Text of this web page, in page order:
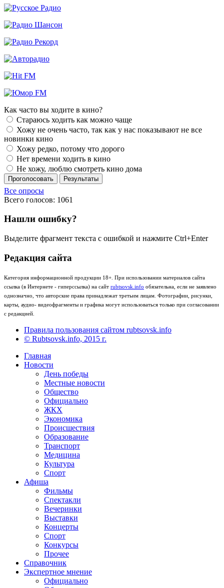
Как часто вы ходите в кино?
Стараюсь ходить как можно чаще
Хожу не очень часто, так как у нас показывают не все
новинки кино
Хожу редко, потому что дорого
Нет времени ходить в кино
Не хожу, люблю смотреть кино дома
Проголосовать Результаты
Все опросы
Всего голосов: 1061
Нашли ошибку?
Выделите фрагмент текста с ошибкой и нажмите Ctrl+Enter
Редакция сайта
Категория информационной продукции 18+. При использовании материалов сайта
ссылка (в Интернете - гиперссылка) на сайт rubtsovsk.info обязательна, если не заявлено
однозначно, что авторские права принадлежат третьим лицам. Фотографии, рисунки,
карты, аудио- видеофрагменты и графика могут использоваться только при согласовании
с редакцией.
Правила пользования сайтом rubtsovsk.info
© Rubtsovsk.info, 2015 г.
Главная
Новости
День победы
Местные новости
Общество
Официально
ЖКХ
Экономика
Происшествия
Образование
Транспорт
Медицина
Культура
Спорт
Афиша
Фильмы
Спектакли
Вечеринки
Выставки
Концерты
Спорт
Конкурсы
Прочее
Справочник
Экспертное мнение
Официально